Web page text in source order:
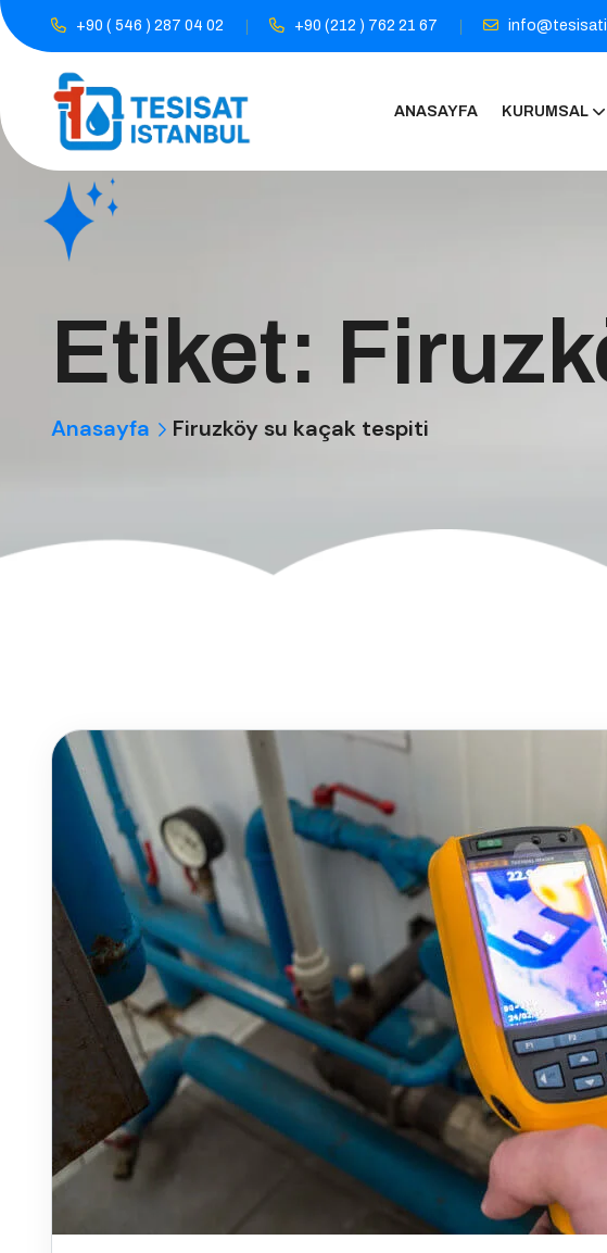
+90 ( 546 ) 287 04 02 +90 (212 ) 762 21 67
ANASAYFA KURUMSAL
Etiket:
Anasayfa Firuzköy su kaçak tespiti